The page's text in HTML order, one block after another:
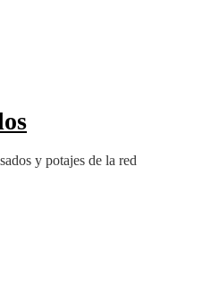
y potajes de la red